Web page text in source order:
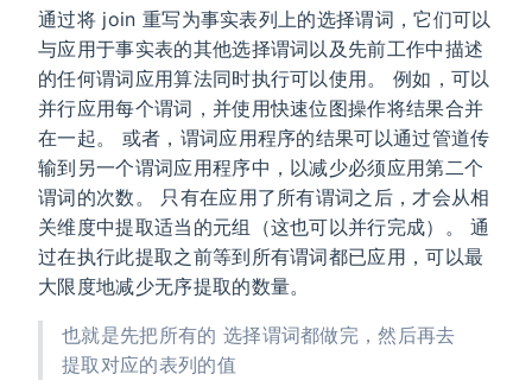
通过将 join 重写为事实表列上的选择谓词，它们可以
与应用于事实表的其他选择谓词以及先前工作中描述
的任何谓词应用算法同时执行可以使用。 例如，可以
并行应用每个谓词，并使用快速位图操作将结果合并
在一起。 或者，谓词应用程序的结果可以通过管道传
输到另一个谓词应用程序中，以减少必须应用第二个
谓词的次数。 只有在应用了所有谓词之后，才会从相
关维度中提取适当的元组（这也可以并行完成）。 通
过在执行此提取之前等到所有谓词都已应用，可以最
大限度地减少无序提取的数量。
也就是先把所有的 选择谓词都做完，然后再去
提取对应的表列的值